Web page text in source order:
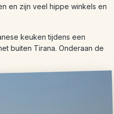
en zijn veel hippe winkels en
keuken tijdens een
buiten Tirana. Onderaan de